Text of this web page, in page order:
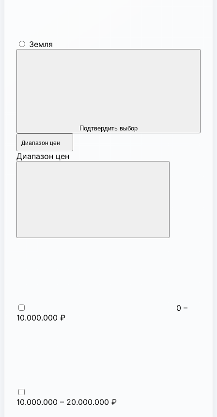
Земля
Подтвердить выбор
Диапазон цен
Диапазон цен
0 –
10.000.000 ₽
10.000.000 – 20.000.000 ₽